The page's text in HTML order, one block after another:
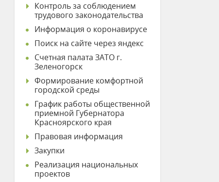
Контроль за соблюдением
трудового законодательства
Информация о коронавирусе
Поиск на сайте через яндекс
Счетная палата ЗАТО г.
Зеленогорск
Формирование комфортной
городской среды
График работы общественной
приемной Губернатора
Красноярского края
Правовая информация
Закупки
Реализация национальных
проектов